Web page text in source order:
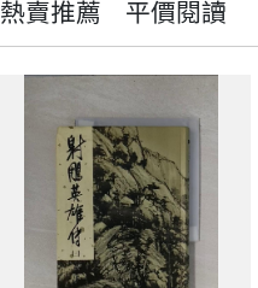
熱賣推薦 平價閱讀